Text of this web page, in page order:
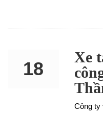
18
Xe
Công ty